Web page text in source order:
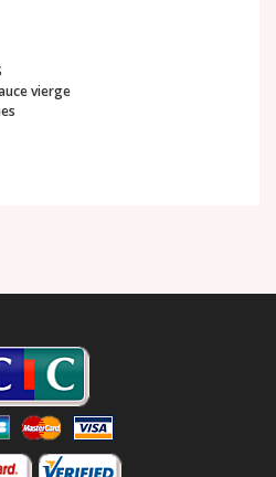
vierge